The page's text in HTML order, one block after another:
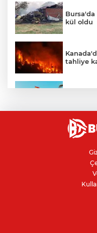
kül oldu
tahliye
Kanser
hayat